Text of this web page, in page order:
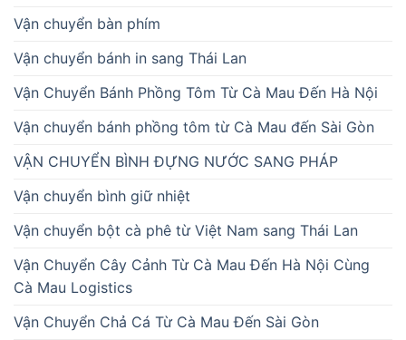
Vận chuyển bàn phím
Vận chuyển bánh in sang Thái Lan
Vận Chuyển Bánh Phồng Tôm Từ Cà Mau Đến Hà Nội
Vận chuyển bánh phồng tôm từ Cà Mau đến Sài Gòn
VẬN CHUYỂN BÌNH ĐỰNG NƯỚC SANG PHÁP
Vận chuyển bình giữ nhiệt
Vận chuyển bột cà phê từ Việt Nam sang Thái Lan
Vận Chuyển Cây Cảnh Từ Cà Mau Đến Hà Nội Cùng
Cà Mau Logistics
Vận Chuyển Chả Cá Từ Cà Mau Đến Sài Gòn